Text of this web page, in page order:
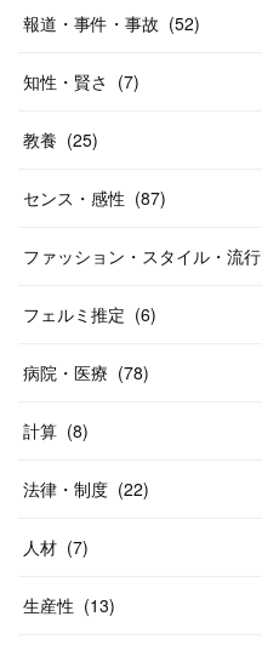
報道・事件・事故 (52)
知性・賢さ (7)
教養 (25)
センス・感性 (87)
ファッション・スタイル・流行
フェルミ推定 (6)
病院・医療 (78)
計算 (8)
法律・制度 (22)
人材 (7)
生産性 (13)